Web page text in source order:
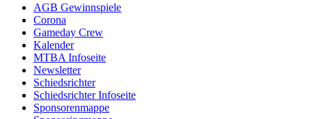
AGB Gewinnspiele
Corona
Gameday Crew
Kalender
MTBA Infoseite
Newsletter
Schiedsrichter
Schiedsrichter Infoseite
Sponsorenmappe